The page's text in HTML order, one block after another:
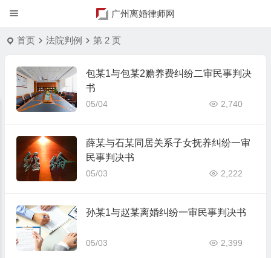
广州离婚律师网
首页 法院判例 第 2 页
包某1与包某2赡养费纠纷二审民事判决
书
05/04 2,740
薛某与石某同居关系子女抚养纠纷一审
民事判决书
05/03 2,222
孙某1与赵某离婚纠纷一审民事判决书
05/03 2,399